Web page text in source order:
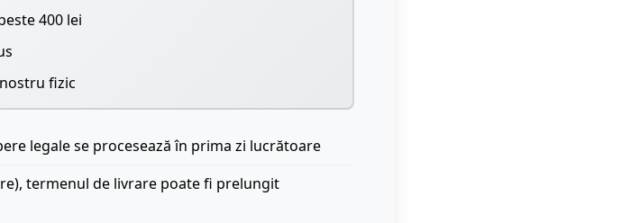
400 lei
fizic
legale se procesează în prima zi lucrătoare
termenul de livrare poate fi prelungit